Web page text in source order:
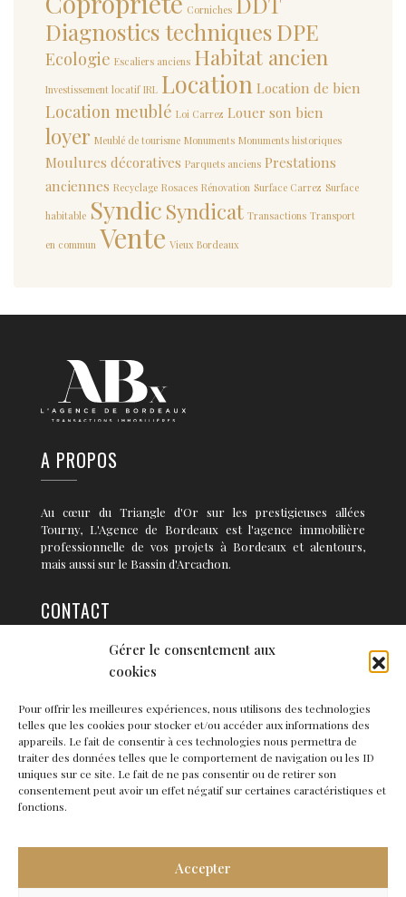
Gérer le consentement aux
cookies
Pour offrir les meilleures expériences, nous utilisons des technologies
telles que les cookies pour stocker et/ou accéder aux informations des
appareils. Le fait de consentir à ces technologies nous permettra de
traiter des données telles que le comportement de navigation ou les ID
uniques sur ce site. Le fait de ne pas consentir ou de retirer son
consentement peut avoir un effet négatif sur certaines caractéristiques et
fonctions.
Accepter
Corniches
Diagnostics techniquesDPE
Ecologie Escaliers anciens Habitat ancien
Investissement locatif IRL Location Location de bien
Location meublé Loi Carrez Louer son bien
loyer Meublé de tourisme Monuments Monuments historiques
Moulures décoratives Parquets anciens Prestations
anciennes Recyclage Rosaces Rénovation Surface Carrez Surface
habitable SyndicSyndicat Transactions Transport
en commun Vente Vieux Bordeaux
A PROPOS
Au cœur du Triangle d'Or sur les prestigieuses allées
Tourny, L'Agence de Bordeaux est l'agence immobilière
professionnelle de vos projets à Bordeaux et alentours,
mais aussi sur le Bassin d'Arcachon.
CONTACT
36 rue Condillac 33 000 BORDEAUX
NEWSLETTER